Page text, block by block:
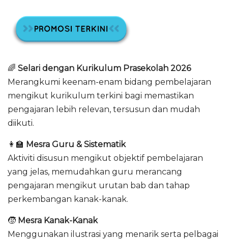
🌈 Selari dengan Kurikulum Prasekolah 2026
Merangkumi keenam-enam bidang pembelajaran
mengikut kurikulum terkini bagi memastikan
pengajaran lebih relevan, tersusun dan mudah
diikuti.
👩‍🏫 Mesra Guru & Sistematik
Aktiviti disusun mengikut objektif pembelajaran
yang jelas, memudahkan guru merancang
pengajaran mengikut urutan bab dan tahap
perkembangan kanak-kanak.
🧒 Mesra Kanak-Kanak
Menggunakan ilustrasi yang menarik serta pelbagai